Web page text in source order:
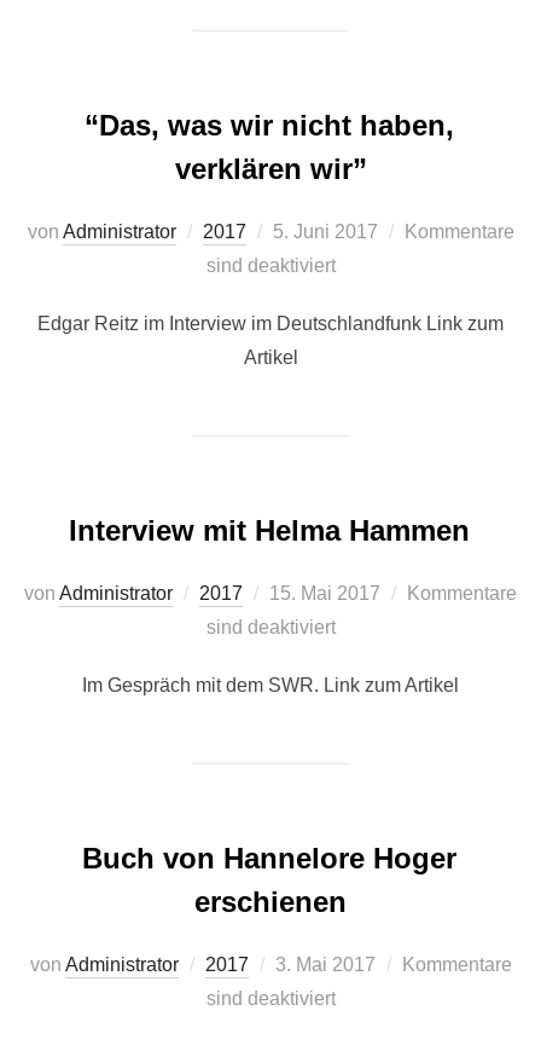
“Das, was wir nicht haben,
verklären wir”
von Administrator 2017
Veröffentlicht
am
5. Juni 2017
Kommentare
sind deaktiviert
Edgar Reitz im Interview im Deutschlandfunk Link zum
Artikel
Interview mit Helma Hammen
von Administrator 2017
Veröffentlicht
am
15. Mai 2017
Kommentare
sind deaktiviert
Im Gespräch mit dem SWR. Link zum Artikel
Buch von Hannelore Hoger
erschienen
von Administrator 2017
Veröffentlicht
am
3. Mai 2017
Kommentare
sind deaktiviert